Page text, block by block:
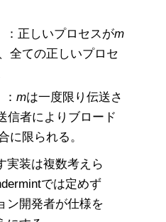
：正しいプロセスがm
全ての正しいプロセ
mは一度限り伝送さ
信者によりブロード
に限られる。
実装は複数考えら
では定めず
ン開発者が仕様を